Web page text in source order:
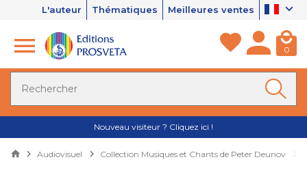
L'auteur Thématiques Meilleures ventes
0
Nouveau visiteur ? Cliquez ici !
Audiovisuel Collection Musiques et Chants de Peter Deunov